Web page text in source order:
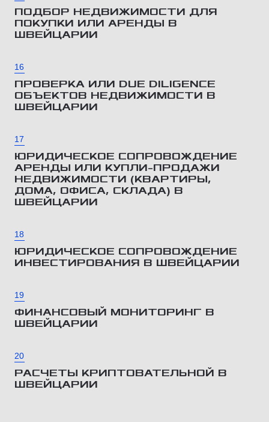
ПОДБОР НЕДВИЖИМОСТИ ДЛЯ
ПОКУПКИ ИЛИ АРЕНДЫ В
ШВЕЙЦАРИИ
16
ПРОВЕРКА ИЛИ DUE DILIGENCE
ОБЪЕКТОВ НЕДВИЖИМОСТИ В
ШВЕЙЦАРИИ
17
ЮРИДИЧЕСКОЕ СОПРОВОЖДЕНИЕ
АРЕНДЫ ИЛИ КУПЛИ-ПРОДАЖИ
НЕДВИЖИМОСТИ (КВАРТИРЫ,
ДОМА, ОФИСА, СКЛАДА) В
ШВЕЙЦАРИИ
18
ЮРИДИЧЕСКОЕ СОПРОВОЖДЕНИЕ
ИНВЕСТИРОВАНИЯ В ШВЕЙЦАРИИ
19
ФИНАНСОВЫЙ МОНИТОРИНГ В
ШВЕЙЦАРИИ
20
РАСЧЕТЫ КРИПТОВАТЕЛЬНОЙ В
ШВЕЙЦАРИИ